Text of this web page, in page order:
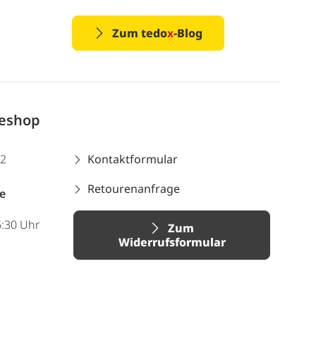
Zum tedox-Blog
Uhr
Kontaktformular
Retourenanfrage
Zum
Widerrufsformular